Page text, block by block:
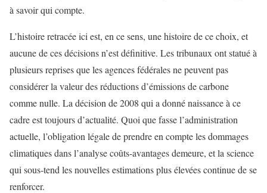
à savoir qui compte.
L’histoire retracée ici est, en ce sens, une histoire de ce choix, et
aucune de ces décisions n’est définitive. Les tribunaux ont statué à
plusieurs reprises que les agences fédérales ne peuvent pas
considérer la valeur des réductions d’émissions de carbone
comme nulle. La décision de 2008 qui a donné naissance à ce
cadre est toujours d’actualité. Quoi que fasse l’administration
actuelle, l’obligation légale de prendre en compte les dommages
climatiques dans l’analyse coûts-avantages demeure, et la science
qui sous-tend les nouvelles estimations plus élevées continue de se
renforcer.